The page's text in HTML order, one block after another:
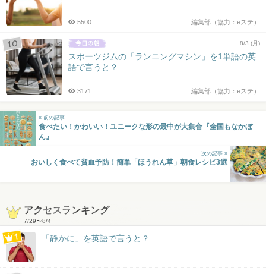
編集部（協力：eステ）
5500
8/3 (月)
スポーツジムの「ランニングマシン」を1単語の英
語で言うと？
編集部（協力：eステ）
3171
« 前の記事
食べたい！かわいい！ユニークな形の最中が大集合『全国もなかぼ
ん』
次の記事 »
おいしく食べて貧血予防！簡単「ほうれん草」朝食レシピ3選
アクセスランキング
7/29〜8/4
「静かに」を英語で言うと？